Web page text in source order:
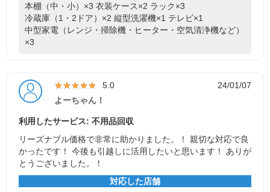
本棚（中・小）×3 衣装ケース×2 ラック×3
冷蔵庫（1・2ドア）×2 縦型洗濯機×1 テレビ×1
中型家電（レンジ・掃除機・ヒーター・空気清浄機など）
×3
★★★★★
★★★★★ 5.0
24/01/07
よーちゃん！
利用したサービス: 不用品回収
リーズナブル価格で非常に助かりました。！ 親切な対応で良
かったです！ 今後も引越しに活用したいと思います！ ありが
とうございました。！
対応した店舗